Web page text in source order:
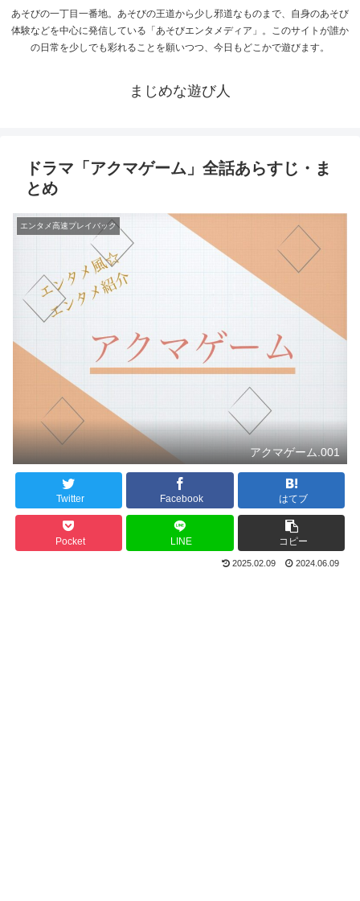
あそびの一丁目一番地。あそびの王道から少し邪道なものまで、自身のあそび
体験などを中心に発信している「あそびエンタメディア」。このサイトが誰か
の日常を少しでも彩れることを願いつつ、今日もどこかで遊びます。
まじめな遊び人
ドラマ「アクマゲーム」全話あらすじ・ま
とめ
エンタメ高速プレイバック
アクマゲーム.001
Twitter Facebook はてブ
Pocket LINE コピー
2025.02.09 2024.06.09